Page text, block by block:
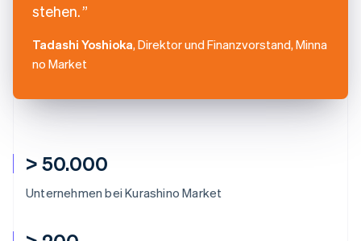
> 50.000
Unternehmen bei Kurashino Market
stehen.
Tadashi Yoshioka, Direktor und Finanzvorstand, Minna
no Market